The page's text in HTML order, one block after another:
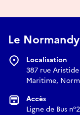
Le Normandy
Localisation
387 rue
Maritime,
Accès
Ligne de Bus